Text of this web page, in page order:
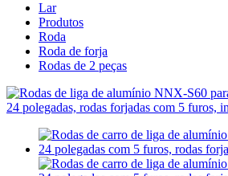
Lar
Produtos
Roda
Roda de forja
Rodas de 2 peças